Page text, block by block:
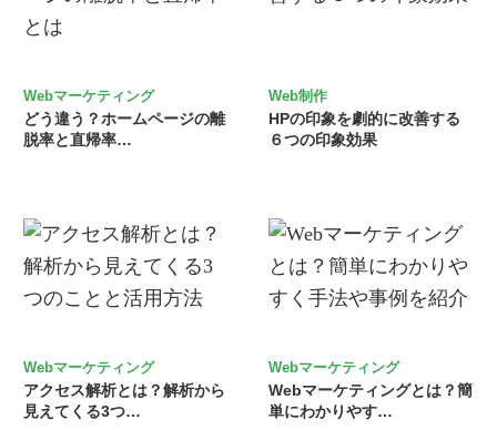
Webマーケティング
どう違う？ホームページの離
脱率と直帰率…
Web制作
HPの印象を劇的に改善する
６つの印象効果
Webマーケティング
アクセス解析とは？解析から
見えてくる3つ…
Webマーケティング
Webマーケティングとは？簡
単にわかりやす…